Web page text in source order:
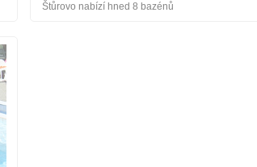
Štůrovo nabízí hned 8 bazénů